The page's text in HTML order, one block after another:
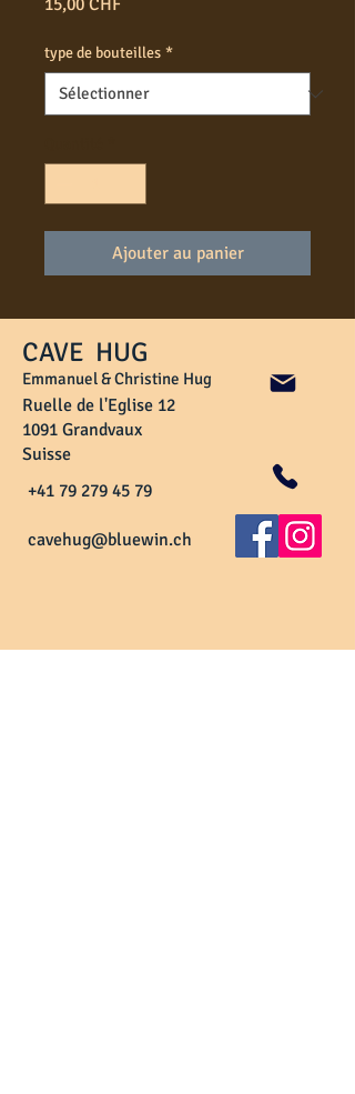
15,00 CHF
type de bouteilles *
Ajouter au panier
CAVE HUG
Emmanuel & Christine Hug
Ruelle de l'Eglise 12
1091 Grandvaux
Suisse
+41 79 279 45 79
cavehug@bluewin.ch